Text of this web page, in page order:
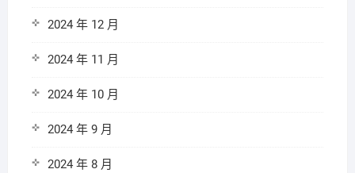
2024 年 12 月
2024 年 11 月
2024 年 10 月
2024 年 9 月
2024 年 8 月